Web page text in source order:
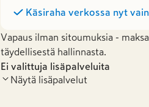
Käsiraha verkossa nyt vain
Vapaus ilman sitoumuksia -
täydellisestä hallinnasta.
Ei valittuja lisäpalveluita
Näytä lisäpalvelut